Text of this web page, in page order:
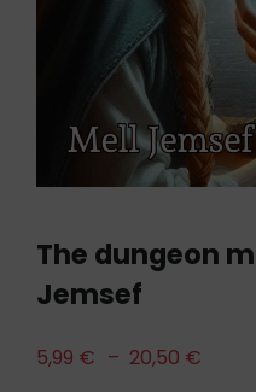
The dungeon
Jemsef
5,99 € – 20,50 €